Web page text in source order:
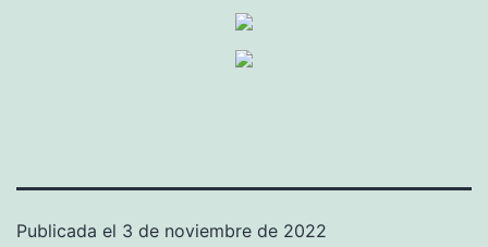
Publicada el 3 de noviembre de 2022